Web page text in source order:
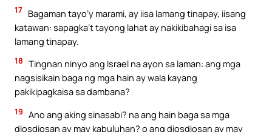
17 Bagaman tayo’y marami, ay iisa lamang tinapay, iisang
katawan: sapagka’t tayong lahat ay nakikibahagi sa isa
lamang tinapay.
18 Tingnan ninyo ang Israel na ayon sa laman: ang mga
nagsisikain baga ng mga hain ay wala kayang
pakikipagkaisa sa dambana?
19 Ano ang aking sinasabi? na ang hain baga sa mga
diosdiosan ay may kabuluhan? o ang diosdiosan ay may